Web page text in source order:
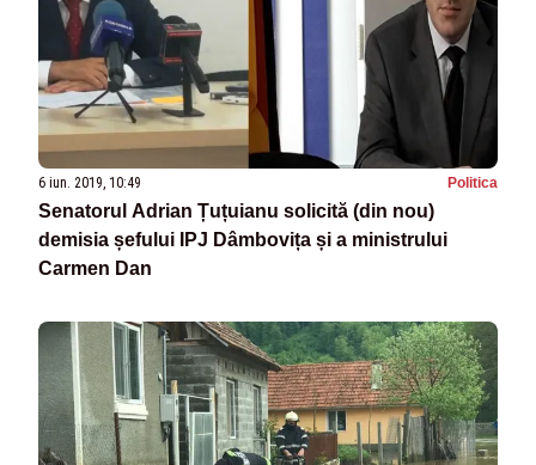
6 iun. 2019, 10:49 Politica
Senatorul Adrian Țuțuianu solicită (din nou)
demisia șefului IPJ Dâmbovița și a ministrului
Carmen Dan